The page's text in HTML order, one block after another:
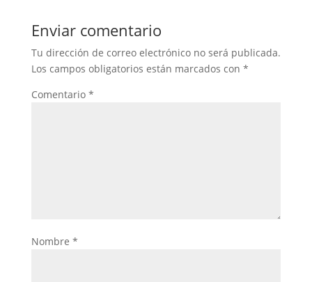
Enviar comentario
Tu dirección de correo electrónico no será publicada.
Los campos obligatorios están marcados con *
Comentario *
Nombre *